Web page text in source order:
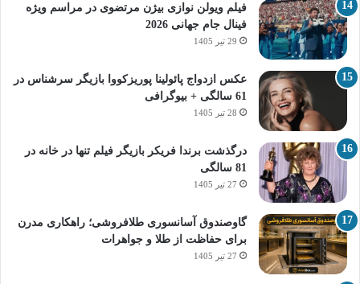
فیلم ویولن نوازی بیژن مرتضوی در مراسم ویژه
فینال جام جهانی 2026
29 تیر 1405
عکس ازدواج پائولینا پوریزکووا بازیگر سرشناس در
61 سالگی + بیوگرافی
28 تیر 1405
درگذشت برندا فریکر بازیگر فیلم تنها در خانه در
81 سالگی
27 تیر 1405
گاوصندوق آسانسوری طلافروشی؛ راهکاری مدرن
برای حفاظت از طلا و جواهرات
27 تیر 1405